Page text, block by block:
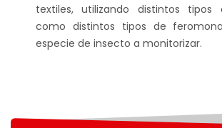
textiles, utilizando distintos tipos
como distintos tipos de
especie de insecto a monitorizar.